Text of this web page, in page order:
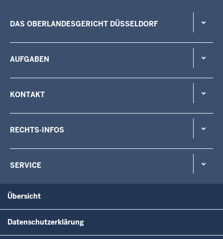
DAS OBERLANDESGERICHT DÜSSELDORF
AUFGABEN
KONTAKT
RECHTS-INFOS
SERVICE
Übersicht
Datenschutzerklärung